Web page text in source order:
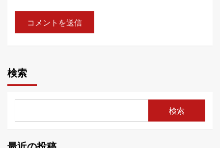
検索
検索